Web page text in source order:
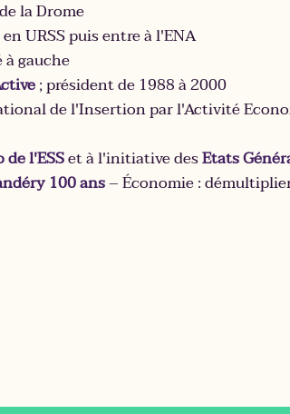
vie que Claude lui-même ?
la Drome
URSS puis entre à l'ENA
gauche
; président de 1988 à 2000
de l'Insertion par l'Activité
de l'ESSet à l'initiative desEtats
100 ans– Économie :